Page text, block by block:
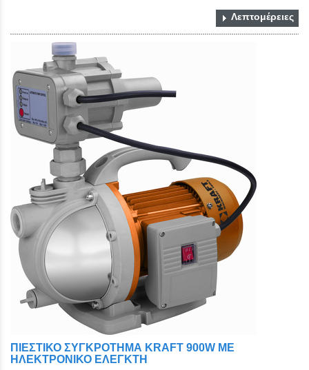
Λεπτομέρειες
ΠΙΕΣΤΙΚΟ ΣΥΓΚΡΟΤΗΜΑ KRAFT 900W ME
ΗΛΕΚΤΡΟΝΙΚΟ ΕΛΕΓΚΤΗ